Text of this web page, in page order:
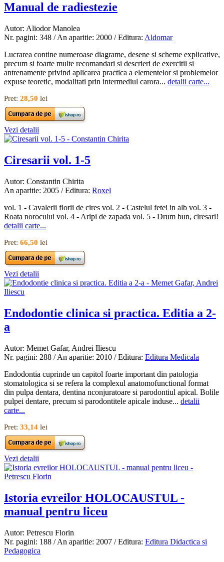
Manual de radiestezie
Autor: Aliodor Manolea
Nr. pagini: 348 / An aparitie: 2000 / Editura: Aldomar
Lucrarea contine numeroase diagrame, desene si scheme explicative,
precum si foarte multe recomandari si descrieri de exercitii si
antrenamente privind aplicarea practica a elementelor si problemelor
expuse teoretic, modalitati prin intermediul carora... detalii carte...
Pret: 28,50 lei
Vezi detalii
Ciresarii vol. 1-5
Autor: Constantin Chirita
An aparitie: 2005 / Editura: Roxel
vol. 1 - Cavalerii florii de cires vol. 2 - Castelul fetei in alb vol. 3 -
Roata norocului vol. 4 - Aripi de zapada vol. 5 - Drum bun, ciresari!
detalii carte...
Pret: 66,50 lei
Vezi detalii
Endodontie clinica si practica. Editia a 2-
a
Autor: Memet Gafar, Andrei Iliescu
Nr. pagini: 288 / An aparitie: 2010 / Editura: Editura Medicala
Endodontia cuprinde un capitol foarte important din patologia
stomatologica si se refera la complexul anatomofunctional format
din pulpa dentara, dentina nconjuratoare si parodontiul apical. Bolile
pulpei dentare, precum si parodontitele apicale induse... detalii
carte...
Pret: 33,14 lei
Vezi detalii
Istoria evreilor HOLOCAUSTUL -
manual pentru liceu
Autor: Petrescu Florin
Nr. pagini: 188 / An aparitie: 2007 / Editura: Editura Didactica si
Pedagogica